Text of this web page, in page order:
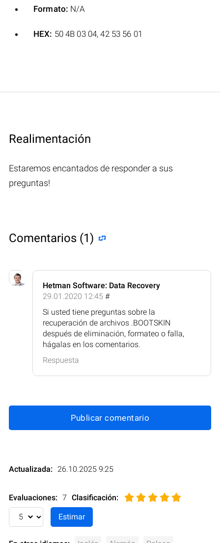
Formato: N/A
HEX: 50 4B 03 04, 42 53 56 01
Realimentación
Estaremos encantados de responder a sus
preguntas!
Comentarios (1)
Hetman Software: Data Recovery
29.01.2020 12:45 #
Si usted tiene preguntas sobre la
recuperación de archivos .BOOTSKIN
después de eliminación, formateo o falla,
hágalas en los comentarios.
Respuesta
Publicar comentario
Actualizada: 26.10.2025 9:25
Evaluaciones: 7 Clasificación: